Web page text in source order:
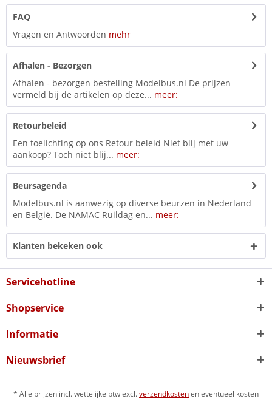
FAQ
Vragen en Antwoorden mehr
Afhalen - Bezorgen
Afhalen - bezorgen bestelling Modelbus.nl De prijzen
vermeld bij de artikelen op deze... meer:
Retourbeleid
Een toelichting op ons Retour beleid Niet blij met uw
aankoop? Toch niet blij... meer:
Beursagenda
Modelbus.nl is aanwezig op diverse beurzen in Nederland
en België. De NAMAC Ruildag en... meer:
Klanten bekeken ook
Servicehotline
Shopservice
Informatie
Nieuwsbrief
* Alle prijzen incl. wettelijke btw excl.verzendkostenen eventueel kosten